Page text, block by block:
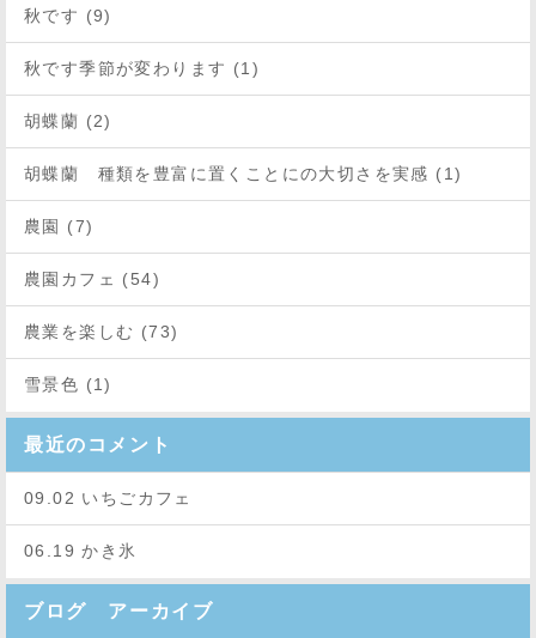
秋です (9)
秋です季節が変わります (1)
胡蝶蘭 (2)
胡蝶蘭 種類を豊富に置くことにの大切さを実感 (1)
農園 (7)
農園カフェ (54)
農業を楽しむ (73)
雪景色 (1)
最近のコメント
09.02 いちごカフェ
06.19 かき氷
ブログ アーカイブ